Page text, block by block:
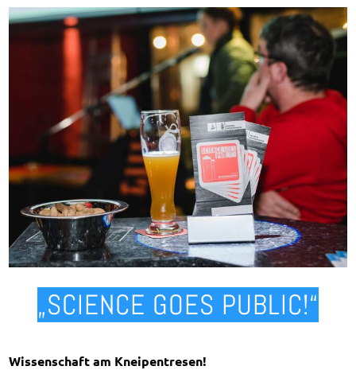
„SCIENCE GOES PUBLIC!“
Wissenschaft am Kneipentresen!